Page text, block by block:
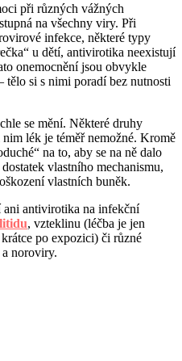
při různých vážných
na všechny viry. Při
infekce, některé typy
u dětí, antivirotika neexistují
onemocnění jsou obvykle
tělo si s nimi poradí bez nutnosti
se mění. Některé druhy
lék je téměř nemožné. Kromě
na to, aby se na ně dalo
vlastního mechanismu,
vlastních buněk.
ani antivirotika na infekční
, vzteklinu (léčba je jen
po expozici) či různé
noroviry.